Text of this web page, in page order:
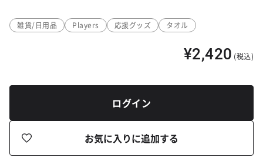
雑貨/日用品 Players 応援グッズ タオル
¥2,420 (税込)
ログイン
お気に入りに追加する